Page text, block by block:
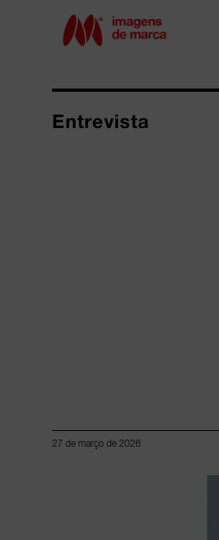
Entrevista
27 de março de 2026